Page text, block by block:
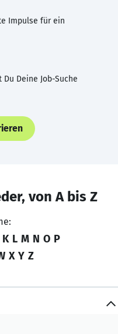
Impulse für ein
Deine Job-Suche
von A bis Z
K L M N O P
X Y Z